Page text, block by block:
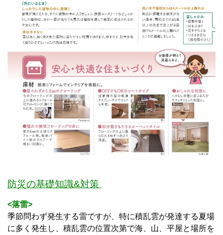
防災の基礎知識&対策
<落雷>
季節問わず発生する雷ですが、特に積乱雲が発達する夏場
に多く発生し、積乱雲の位置次第で海、山、平屋と場所を